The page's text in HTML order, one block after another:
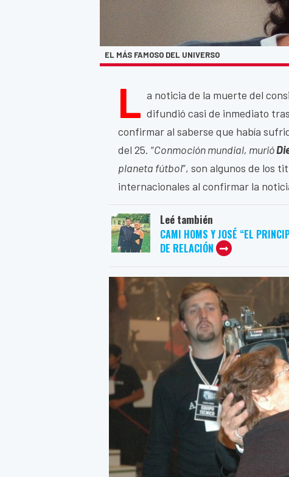
EL MÁS FAMOSO DEL UNIVERSO
L a noticia de la muerte del
difundió casi de inmediato
confirmar al saberse que había
del 25. “Conmoción mundial, murió
planeta fútbol”, son algunos de los
internacionales al confirmar la
Leé también
CAMI HOMS Y JOSÉ “EL
DE RELACIÓN